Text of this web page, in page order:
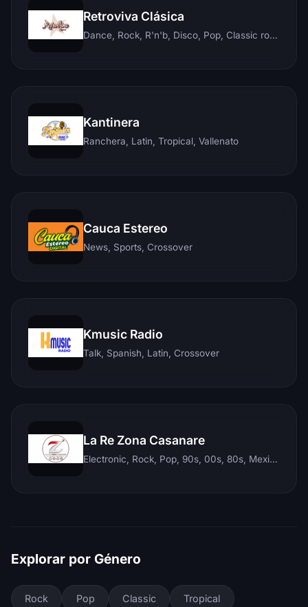
Retroviva Clásica
Dance, Rock, R'n'b, Disco, Pop, Classic rock, Techno, Reggae
Kantinera
Ranchera, Latin, Tropical, Vallenato
Cauca Estereo
News, Sports, Crossover
Kmusic Radio
Talk, Spanish, Latin, Crossover
La Re Zona Casanare
Electronic, Rock, Pop, 90s, 00s, 80s, Mexican, Ranchera, Reggaeton, Instrumental, Salsa, Merengue, Tropical, Romantic, Vallenato, Llanera
Explorar por Género
Rock Pop Classic Tropical